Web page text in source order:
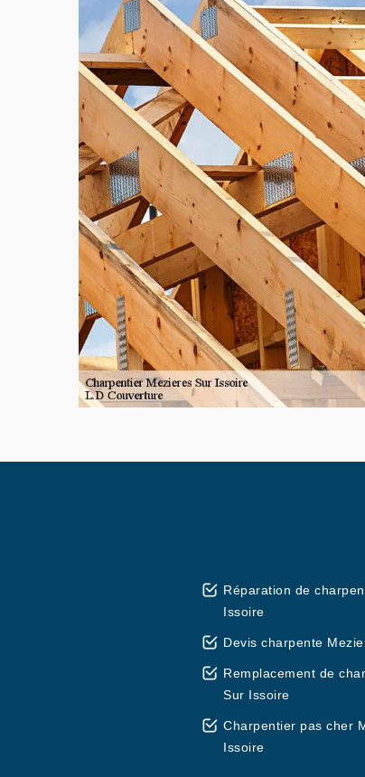
Réparation de
Issoire
Devis charpente
Remplacement de
Sur Issoire
Charpentier pas cher
Issoire